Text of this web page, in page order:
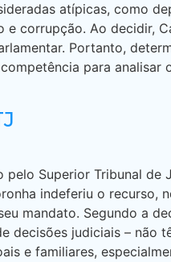
atípicas, como
corrupção. Ao decidir,
Portanto,
para analisar
Superior Tribunal de
indeferiu o recurso,
mandato. Segundo a
decisões judiciais – não
e familiares,